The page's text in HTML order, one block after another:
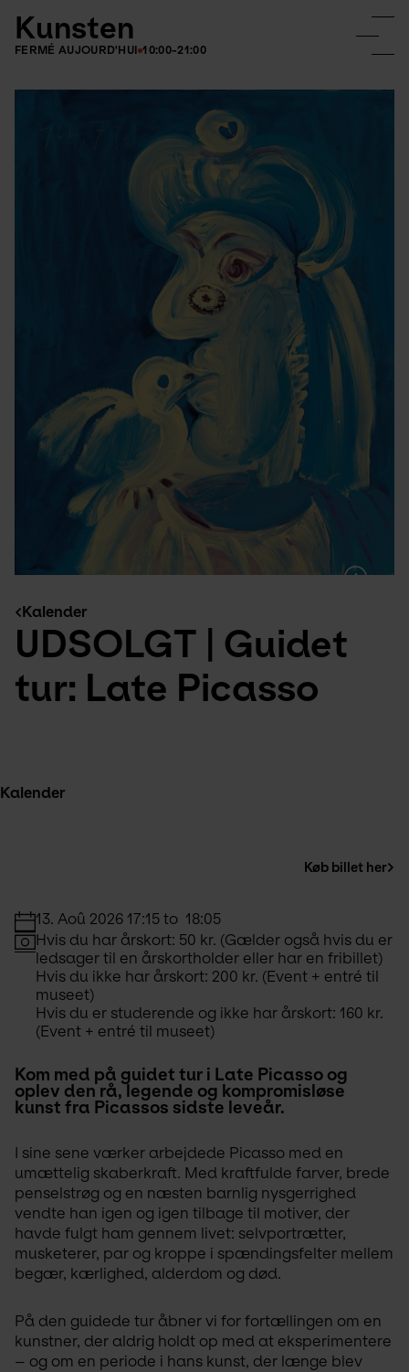
Kunsten
FERMÉ AUJOURD'HUI 10:00-21:00
Kalender
UDSOLGT | Guidet
tur: Late Picasso
Kalender
Køb billet her
13. Aoû 2026 17:15 to  18:05
Hvis du har årskort: 50 kr. (Gælder også hvis du er
ledsager til en årskortholder eller har en fribillet)
Hvis du ikke har årskort: 200 kr. (Event + entré til
museet)
Hvis du er studerende og ikke har årskort: 160 kr.
(Event + entré til museet)
Kom med på guidet tur i Late Picasso og
oplev den rå, legende og kompromisløse
kunst fra Picassos sidste leveår.
I sine sene værker arbejdede Picasso med en
umættelig skaberkraft. Med kraftfulde farver, brede
penselstrøg og en næsten barnlig nysgerrighed
vendte han igen og igen tilbage til motiver, der
havde fulgt ham gennem livet: selvportrætter,
musketerer, par og kroppe i spændingsfelter mellem
begær, kærlighed, alderdom og død.
På den guidede tur åbner vi for fortællingen om en
kunstner, der aldrig holdt op med at eksperimentere
– og om en periode i hans kunst, der længe blev